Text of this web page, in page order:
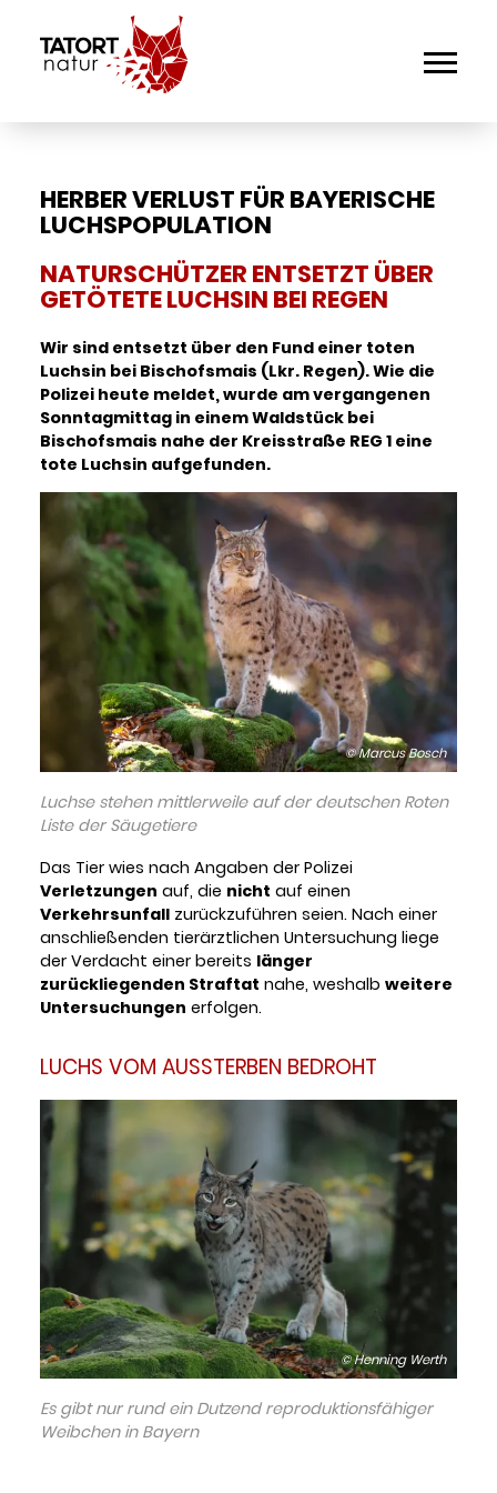
HERBER VERLUST FÜR BAYERISCHE
LUCHSPOPULATION
NATURSCHÜTZER ENTSETZT ÜBER
GETÖTETE LUCHSIN BEI REGEN
Wir sind entsetzt über den Fund einer toten
Luchsin bei Bischofsmais (Lkr. Regen). Wie die
Polizei heute meldet, wurde am vergangenen
Sonntagmittag in einem Waldstück bei
Bischofsmais nahe der Kreisstraße REG 1 eine
tote Luchsin aufgefunden.
© Marcus Bosch
Luchse stehen mittlerweile auf der deutschen Roten
Liste der Säugetiere
Das Tier wies nach Angaben der Polizei
Verletzungen auf, die nicht auf einen
Verkehrsunfall zurückzuführen seien. Nach einer
anschließenden tierärztlichen Untersuchung liege
der Verdacht einer bereits länger
zurückliegenden Straftat nahe, weshalb weitere
Untersuchungen erfolgen.
LUCHS VOM AUSSTERBEN BEDROHT
© Henning Werth
Es gibt nur rund ein Dutzend reproduktionsfähiger
Weibchen in Bayern